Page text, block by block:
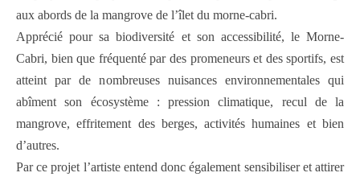
aux abords de la mangrove de l’îlet du morne-cabri.
Apprécié pour sa biodiversité et son accessibilité, le Morne-
Cabri, bien que fréquenté par des promeneurs et des sportifs, est
atteint par de nombreuses nuisances environnementales qui
abîment son écosystème : pression climatique, recul de la
mangrove, effritement des berges, activités humaines et bien
d’autres.
Par ce projet l’artiste entend donc également sensibiliser et attirer